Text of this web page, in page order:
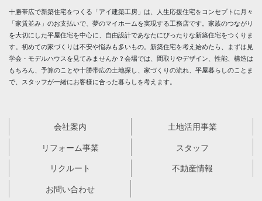
十勝帯広で新築住宅をつくる「アイ建築工房」は、人生応援住宅をコンセプトに月々
「家賃並み」のお支払いで、夢のマイホームを実現する工務店です。家族のつながり
を大切にした平屋住宅を中心に、自由設計であなたにぴったりな新築住宅をつくりま
す。初めての家づくりは不安や悩みも多いもの。新築住宅を考え始めたら、まずは見
学会・モデルハウスを見てみませんか？会場では、間取りやデザイン、性能、構造は
もちろん、予算のことや十勝帯広の土地探し、家づくりの流れ、平屋暮らしのことま
で、スタッフが一緒にお客様に合った暮らしを考えます。
会社案内 土地活用事業
リフォーム事業 スタッフ
リクルート 不動産情報
お問い合わせ